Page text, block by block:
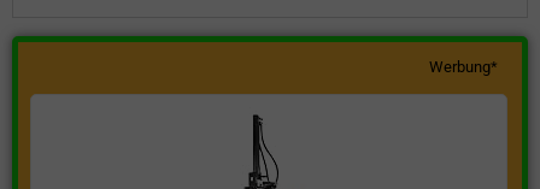
Werbung*